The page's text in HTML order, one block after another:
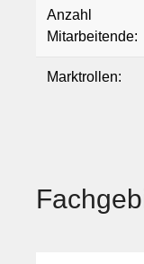
Anzahl
Mitarbeitende:
Marktrollen: